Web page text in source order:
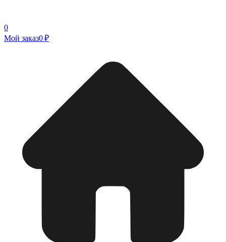
0
Мой заказ0 ₽